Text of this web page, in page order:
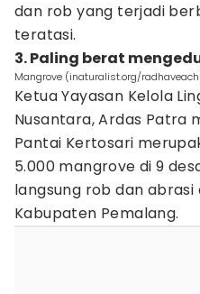
dan rob yang terjadi
teratasi.
3. Paling berat
Mangrove (inaturalist.org/
Ketua Yayasan Kelola
Nusantara, Ardas Patra
Pantai Kertosari
5.000 mangrove di 9
langsung rob dan abrasi
Kabupaten Pemalang.